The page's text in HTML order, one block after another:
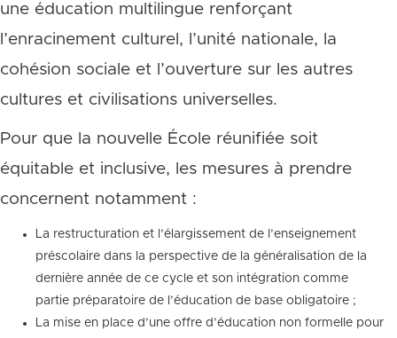
une éducation multilingue renforçant
l’enracinement culturel, l’unité nationale, la
cohésion sociale et l’ouverture sur les autres
cultures et civilisations universelles.
Pour que la nouvelle École réunifiée soit
équitable et inclusive, les mesures à prendre
concernent notamment :
La restructuration et l’élargissement de l’enseignement
préscolaire dans la perspective de la généralisation de la
dernière année de ce cycle et son intégration comme
partie préparatoire de l’éducation de base obligatoire ;
La mise en place d’une offre d’éducation non formelle pour